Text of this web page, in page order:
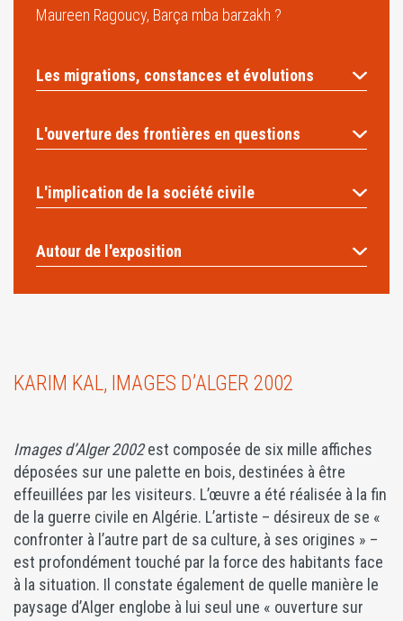
Maureen Ragoucy, Barça mba barzakh ?
Les migrations, constances et évolutions
L'ouverture des frontières en questions
L'implication de la société civile
Autour de l'exposition
KARIM KAL, IMAGES D’ALGER 2002
Images d’Alger 2002est composée de six mille affiches
déposées sur une palette en bois, destinées à être
effeuillées par les visiteurs. L’œuvre a été réalisée à la fin
de la guerre civile en Algérie. L’artiste – désireux de se «
confronter à l’autre part de sa culture, à ses origines » –
est profondément touché par la force des habitants face
à la situation. Il constate également de quelle manière le
paysage d’Alger englobe à lui seul une « ouverture sur